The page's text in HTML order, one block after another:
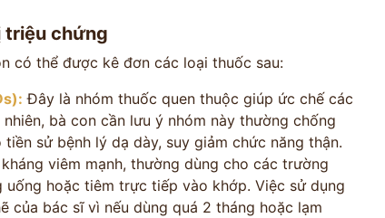
triệu chứng
có thể được kê đơn các loại thuốc sau:
Đây là nhóm thuốc quen thuộc giúp ức chế các
bà con cần lưu ý nhóm này thường chống
sử bệnh lý dạ dày, suy giảm chức năng thận.
viêm mạnh, thường dùng cho các trường
hoặc tiêm trực tiếp vào khớp. Việc sử dụng
của bác sĩ vì nếu dùng quá 2 tháng hoặc lạm
»
TIẾP
dụng cho mục đích tư vấn.
HOTLINE TƯ VẤN
0962 167 835